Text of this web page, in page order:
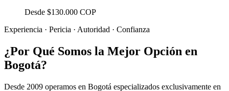
Desde $130.000 COP
Experiencia · Pericia · Autoridad · Confianza
¿Por Qué Somos la Mejor Opción en
Bogotá?
Desde 2009 operamos en Bogotá especializados exclusivamente en